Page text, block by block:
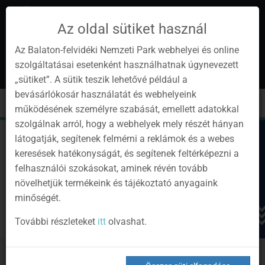
Instagram
YoutubeFacebookProgramok
Hírlevél
hu
Toggle
cart
Toggle
navigation
Bejelentkezés
Az oldal sütiket használ
Az Balaton-felvidéki Nemzeti Park webhelyei és online
szolgáltatásai esetenként használhatnak úgynevezett
„sütiket”. A sütik teszik lehetővé például a
bevásárlókosár használatát és webhelyeink
működésének személyre szabását, emellett adatokkal
szolgálnak arról, hogy a webhelyek mely részét hányan
látogatják, segítenek felmérni a reklámok és a webes
keresések hatékonyságát, és segítenek feltérképezni a
felhasználói szokásokat, aminek révén tovább
növelhetjük termékeink és tájékoztató anyagaink
minőségét.
További részleteket ittolvashat.